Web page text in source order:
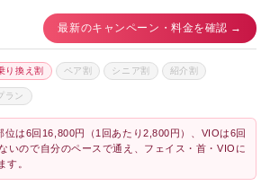
最新のキャンペーン・料金を確認 →
り換え割 ペア割 シニア割 紹介割
ラン
位は6回16,800円（1回あたり2,800円）、VIOは6回
いので自分のペースで通え、フェイス・首・VIOに
す。